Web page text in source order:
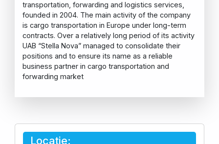
transportation, forwarding and logistics services,
founded in 2004. The main activity of the company
is cargo transportation in Europe under long-term
contracts. Over a relatively long period of its activity
UAB “Stella Nova” managed to consolidate their
positions and to ensure its name as a reliable
business partner in cargo transportation and
forwarding market
Locație: